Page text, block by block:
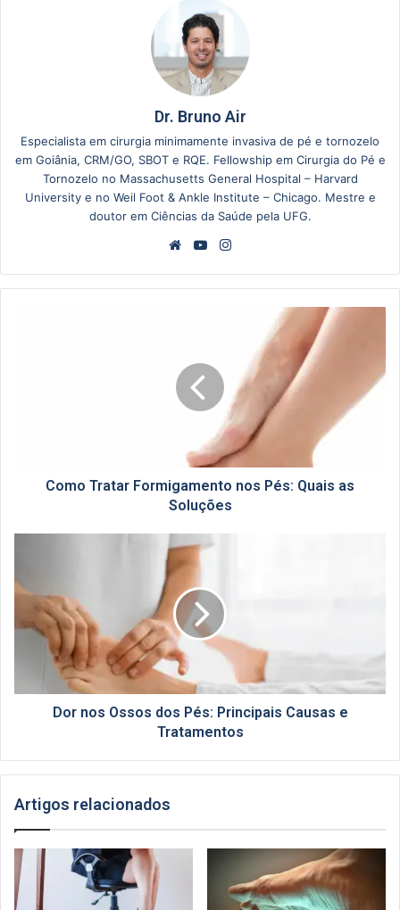
Dr. Bruno Air
Especialista em cirurgia minimamente invasiva de pé e tornozelo
em Goiânia, CRM/GO, SBOT e RQE. Fellowship em Cirurgia do Pé e
Tornozelo no Massachusetts General Hospital – Harvard
University e no Weil Foot & Ankle Institute – Chicago. Mestre e
doutor em Ciências da Saúde pela UFG.
WebsiteYouTube
Como Tratar Formigamento nos Pés: Quais as
Soluções
Ossos
dos
Principais
Causas
Tratamentos
Dor nos Ossos dos Pés: Principais Causas e
Tratamentos
Artigos relacionados